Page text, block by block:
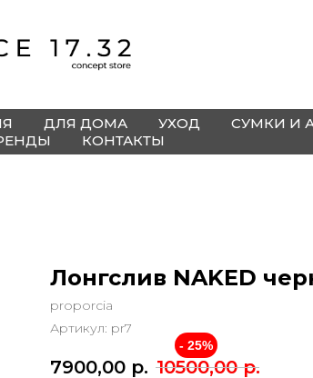
ДЛЯ ДОМА УХОД СУМКИ И
КОНТАКТЫ
Лонгслив NAKED
proporcia
Артикул: pr7
7900,00 р.
- 25%
10500,00 р.